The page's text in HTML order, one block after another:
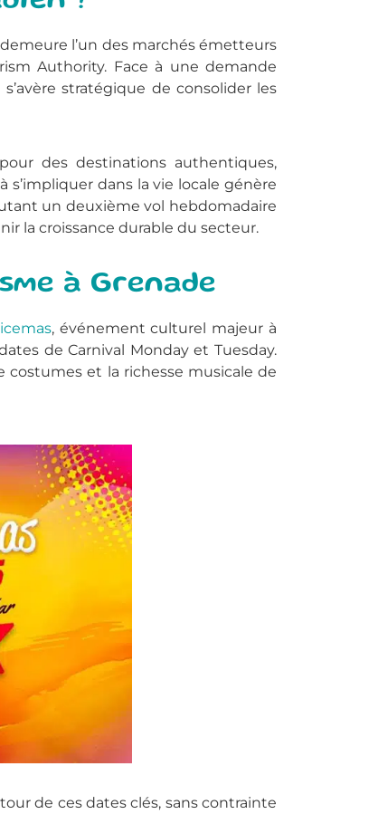
l’un des marchés émetteurs
Authority. Face à une demande
stratégique de consolider les
des destinations authentiques,
dans la vie locale génère
un deuxième vol hebdomadaire
la croissance durable du secteur.
à Grenade
, événement culturel majeur à
de Carnival Monday et Tuesday.
costumes et la richesse musicale de
de ces dates clés, sans contrainte